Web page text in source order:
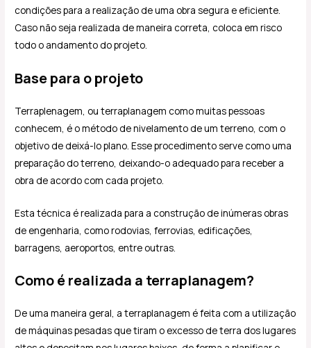
condições para a realização de uma obra segura e eficiente.
Caso não seja realizada de maneira correta, coloca em risco
todo o andamento do projeto.
Base para o projeto
Terraplenagem, ou terraplanagem como muitas pessoas
conhecem, é o método de nivelamento de um terreno, com o
objetivo de deixá-lo plano. Esse procedimento serve como uma
preparação do terreno, deixando-o adequado para receber a
obra de acordo com cada projeto.
Esta técnica é realizada para a construção de inúmeras obras
de engenharia, como rodovias, ferrovias, edificações,
barragens, aeroportos, entre outras.
Como é realizada a terraplanagem?
De uma maneira geral, a terraplanagem é feita com a utilização
de máquinas pesadas que tiram o excesso de terra dos lugares